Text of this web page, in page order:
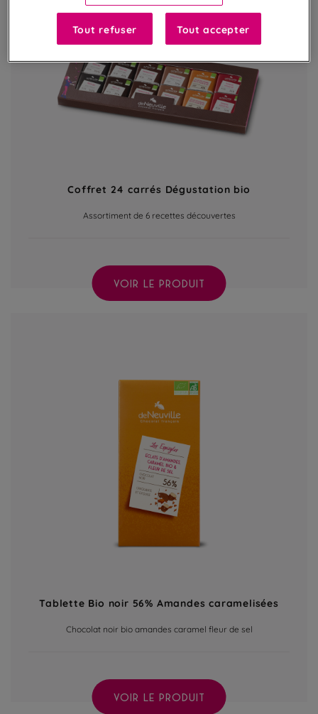
Coffret 24 carrés Dégustation bio
Assortiment de 6 recettes découvertes
VOIR LE PRODUIT
Tablette Bio noir 56% Amandes caramelisées
Chocolat noir bio amandes caramel fleur de sel
VOIR LE PRODUIT
Tout refuser Tout accepter